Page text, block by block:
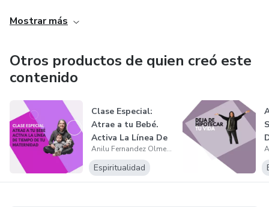
Alinear tu Subconsciente e Incrementar la probabilidad de
ser parte de un programa mente-cuerpo duplica las
probabilidades de tener éxito.
Mostrar más
Otros productos de quien creó este
contenido
Clase Especial:
Atrae a tu Bebé.
Activa La Línea De
Tiempo D...
Anilu Fernandez Olmedo
Espiritualidad